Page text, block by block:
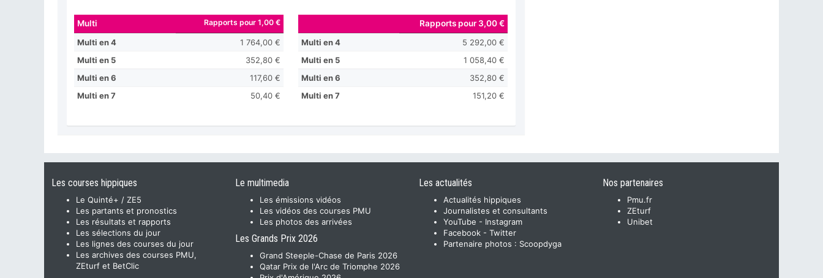
Multi Rapports pour 1,00 €
Multi en 4
1 764,00 €
Multi en 5
352,80 €
Multi en 6
117,60 €
Multi en 7
50,40 €
Rapports pour 3,00 €
Multi en 4
5 292,00 €
Multi en 5
1 058,40 €
Multi en 6
352,80 €
Multi en 7
151,20 €
Les courses hippiques
Le Quinté+ / ZE5
Les partants et pronostics
Les résultats et rapports
Les sélections du jour
Les lignes des courses du jour
Les archives des courses PMU,
ZEturf et BetClic
Le multimedia
Les émissions vidéos
Les vidéos des courses PMU
Les photos des arrivées
Les Grands Prix 2026
Grand Steeple-Chase de Paris 2026
Qatar Prix de l'Arc de Triomphe 2026
Les actualités
Actualités hippiques
Journalistes et consultants
YouTube - Instagram
Facebook - Twitter
Partenaire photos : Scoopdyga
Nos partenaires
Pmu.fr
ZEturf
Unibet